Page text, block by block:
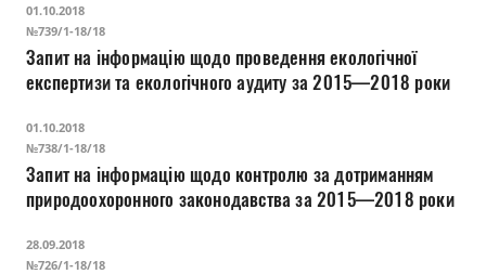
01.10.2018
№739/1-18/18
Запит на інформацію щодо проведення екологічної
експертизи та екологічного аудиту за 2015—2018 роки
01.10.2018
№738/1-18/18
Запит на інформацію щодо контролю за дотриманням
природоохоронного законодавства за 2015—2018 роки
28.09.2018
№726/1-18/18